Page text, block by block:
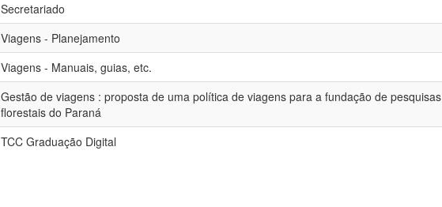
Secretariado
Viagens - Planejamento
Viagens - Manuais, guias, etc.
Gestão de viagens : proposta de uma política de viagens para a fundação de pesquisas
florestais do Paraná
TCC Graduação Digital